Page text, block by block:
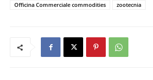
Officina Commerciale commodities
zootecnia